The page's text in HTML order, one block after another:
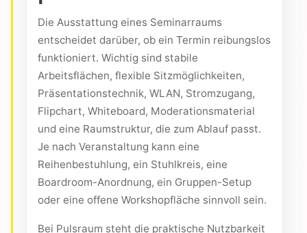
Die Ausstattung eines Seminarraums
entscheidet darüber, ob ein Termin reibungslos
funktioniert. Wichtig sind stabile
Arbeitsflächen, flexible Sitzmöglichkeiten,
Präsentationstechnik, WLAN, Stromzugang,
Flipchart, Whiteboard, Moderationsmaterial
und eine Raumstruktur, die zum Ablauf passt.
Je nach Veranstaltung kann eine
Reihenbestuhlung, ein Stuhlkreis, eine
Boardroom-Anordnung, ein Gruppen-Setup
oder eine offene Workshopfläche sinnvoll sein.
Bei Pulsraum steht die praktische Nutzbarkeit